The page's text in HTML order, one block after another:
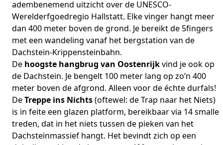
adembenemend uitzicht over de UNESCO-
Werelderfgoedregio Hallstatt. Elke vinger hangt meer
dan 400 meter boven de grond. Je bereikt de 5fingers
met een wandeling vanaf het bergstation van de
Dachstein-Krippensteinbahn.
De hoogste hangbrug van Oostenrijkvind je ook op
de Dachstein. Je bengelt 100 meter lang op zo’n 400
meter boven de afgrond. Alleen voor de échte durfals!
DeTreppe ins Nichts(oftewel: de Trap naar het Niets)
is in feite een glazen platform, bereikbaar via 14 smalle
treden, dat in het niets tussen de pieken van het
Dachsteinmassief hangt. Het bevindt zich op een